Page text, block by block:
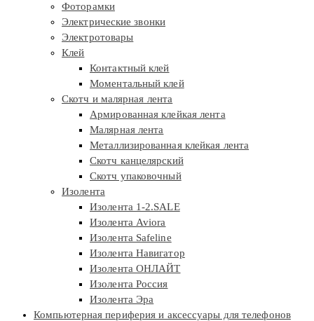
Фоторамки
Электрические звонки
Электротовары
Клей
Контактный клей
Моментальный клей
Скотч и малярная лента
Армированная клейкая лента
Малярная лента
Металлизированная клейкая лента
Скотч канцелярский
Скотч упаковочный
Изолента
Изолента 1-2.SALE
Изолента Aviora
Изолента Safeline
Изолента Навигатор
Изолента ОНЛАЙТ
Изолента Россия
Изолента Эра
Компьютерная периферия и аксессуары для телефонов